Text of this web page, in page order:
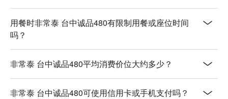
用餐时非常泰 台中诚品480有限制用餐或座位时间
吗？
非常泰 台中诚品480平均消费价位大约多少？
非常泰 台中诚品480可使用信用卡或手机支付吗？